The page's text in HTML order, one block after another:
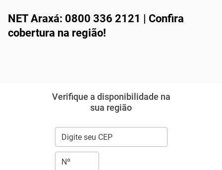
NET Araxá: 0800 336 2121 | Confira
cobertura na região!
Verifique a disponibilidade na
sua região